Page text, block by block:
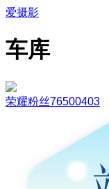
爱摄影
车库
荣耀粉丝76500403